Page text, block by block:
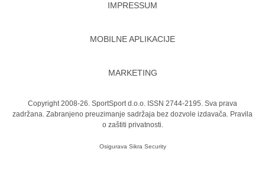
IMPRESSUM
MOBILNE APLIKACIJE
MARKETING
Copyright 2008-26. SportSport d.o.o. ISSN 2744-2195. Sva prava
zadržana. Zabranjeno preuzimanje sadržaja bez dozvole izdavača. Pravila
o zaštiti privatnosti.
Osigurava Sikra Security